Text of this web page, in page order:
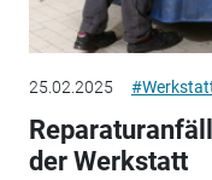
25.02.2025
der Werkstatt